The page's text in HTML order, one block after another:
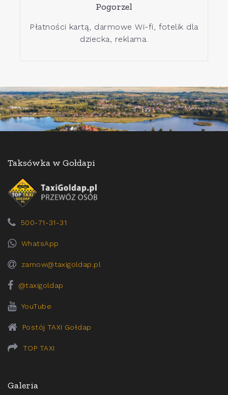
Pogorzel
Płatności kartą, darmowe Wi-fi, fotelik dla
dziecka, reklama.
Taksówka w Gołdapi
500-71-31-31
WhatsApp
zamow@taxigoldap.pl
@taxigoldap
YouTube
Postój TAXI Gołdap
TOP TAXI
Galeria